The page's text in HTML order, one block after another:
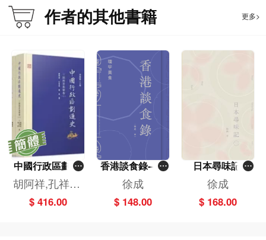
○浙
歲月之門｜天香樓
留園今何在｜留園雅敘
───────────────────────────
北國鄉愁緩解計劃｜泰豐樓、阿純山東餃子、有緣小敘、巴依餐廳
不知有漢｜鹿鳴春
───────────────────────────
○中
不拘一格談中餐｜富臨飯店阿一鮑魚、新漢記飯店、唐人館（置地廣場）、永、
新榮記（香港分店）、甬府（香港分店）、鄧記川菜
───────────────────────────
作者的其他書籍 更多>
中國行政區劃通
史．三國兩晉南
朝卷（全二山）
（精）
胡阿祥,孔祥軍,
徐成
$ 416.00
香港談食錄--環
宇美食
徐成
$ 148.00
日本尋味記
（一）
徐成
$ 168.00